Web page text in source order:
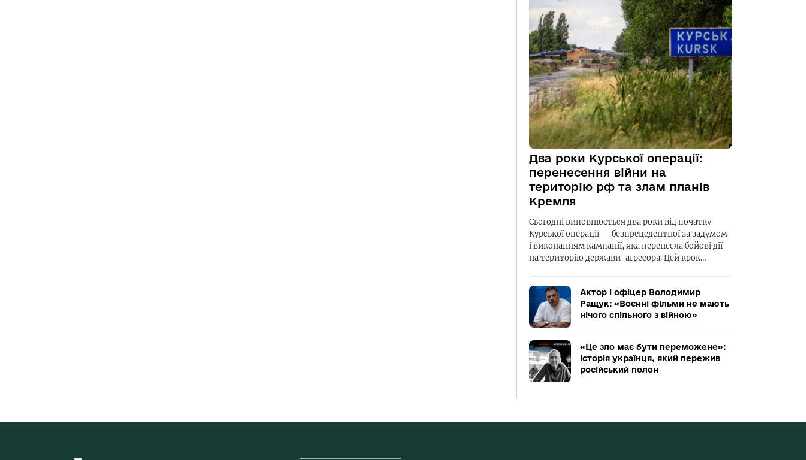
Два роки Курської операції:
перенесення війни на
територію рф та злам планів
Кремля
Сьогодні виповнюється два роки від початку
Курської операції — безпрецедентної за задумом
і виконанням кампанії, яка перенесла бойові дії
на територію держави-агресора. Цей крок…
Актор і офіцер Володимир
Ращук: «Воєнні фільми не мають
нічого спільного з війною»
«Це зло має бути переможене»:
історія українця, який пережив
російський полон